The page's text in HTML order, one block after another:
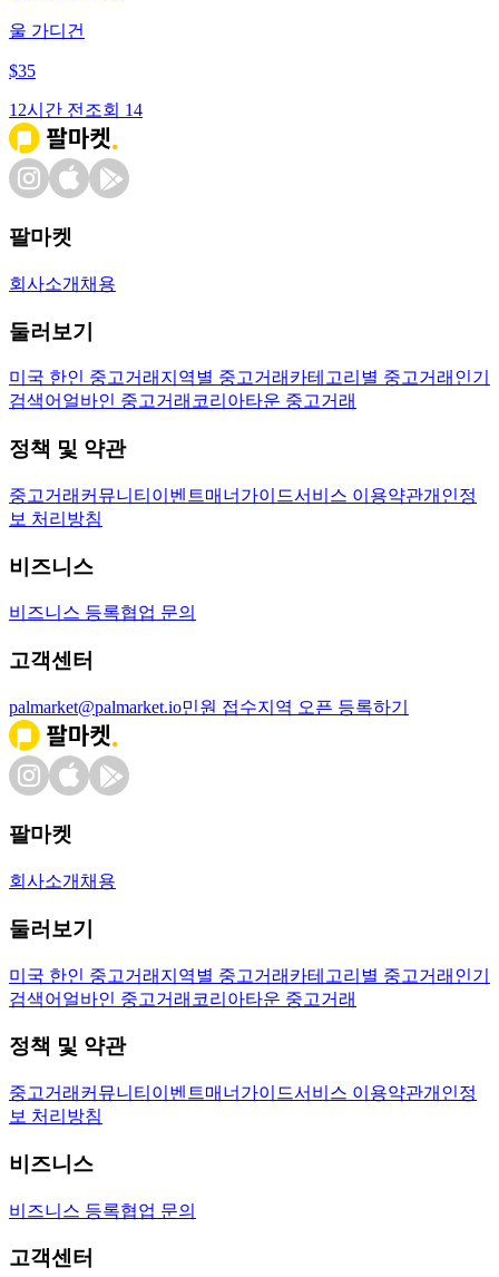
울 가디건
$35
12시간 전 조회 14
팔마켓
회사소개 채용
둘러보기
미국 한인 중고거래 지역별 중고거래 카테고리별 중고거래 인기
검색어 얼바인 중고거래 코리아타운 중고거래
정책 및 약관
중고거래 커뮤니티 이벤트매너가이드서비스 이용약관개인정
보 처리방침
비즈니스
비즈니스 등록협업 문의
고객센터
palmarket@palmarket.io민원 접수지역 오픈 등록하기
팔마켓
회사소개 채용
둘러보기
미국 한인 중고거래 지역별 중고거래 카테고리별 중고거래 인기
검색어 얼바인 중고거래 코리아타운 중고거래
정책 및 약관
중고거래 커뮤니티 이벤트매너가이드서비스 이용약관개인정
보 처리방침
비즈니스
비즈니스 등록협업 문의
고객센터